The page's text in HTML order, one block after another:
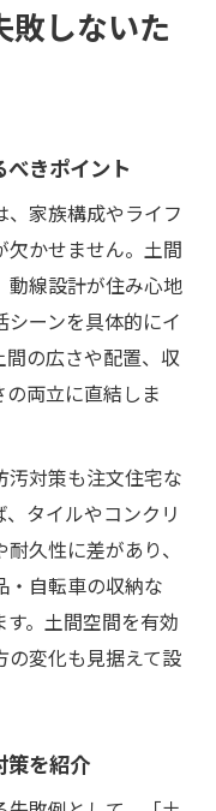
敗しないた
きポイント
家族構成やライフ
欠かせません。土間
動線設計が住み心地
ーンを具体的にイ
の広さや配置、収
両立に直結しま
汚対策も注文住宅な
タイルやコンクリ
久性に差があり、
・自転車の収納な
。土間空間を有効
の変化も見据えて設
策を紹介